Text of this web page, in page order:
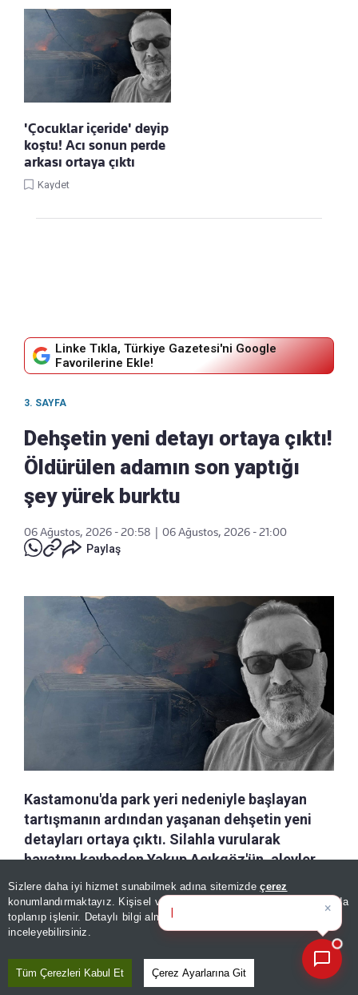
Sizlere daha iyi hizmet sunabilmek adına sitemizdeçerez
konumlandırmaktayız. Kişisel verileriniz, KVKK ve GDPR kapsamında
toplanıp işlenir. Detaylı bilgi almak için
inceleyebilirsiniz.
Tüm Çerezleri Kabul Et Çerez Ayarlarına Git
'Çocuklar içeride' deyip
koştu! Acı sonun perde
arkası ortaya çıktı
Kaydet
Linke Tıkla, Türkiye Gazetesi'ni Google
Favorilerine Ekle!
3. SAYFA
Dehşetin yeni detayı ortaya çıktı!
Öldürülen adamın son yaptığı
şey yürek burktu
06 Ağustos, 2026 - 20:58
06 Ağustos, 2026 - 21:00
Paylaş
Kastamonu'da park yeri nedeniyle başlayan
tartışmanın ardından yaşanan dehşetin yeni
detayları ortaya çıktı. Silahla vurularak
hayatını kaybeden Yakup Açıkgöz'ün, alevler
içindeki evde mahsur kalan çocukları
kurtarmaya çalışırken saldırganın hedefi
olduğu öğrenildi.
×
Bugünün öne çıkan manşetleri